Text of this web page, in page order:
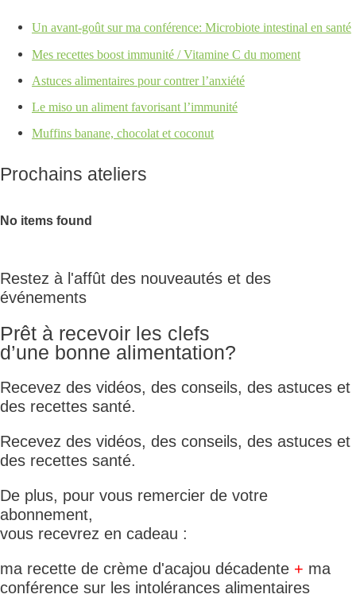
Un avant-goût sur ma conférence: Microbiote intestinal en santé
Mes recettes boost immunité / Vitamine C du moment
Astuces alimentaires pour contrer l’anxiété
Le miso un aliment favorisant l’immunité
Muffins banane, chocolat et coconut
Prochains ateliers
No items found
Restez à l'affût des nouveautés et des
événements
Prêt à recevoir les clefs
d’une bonne alimentation?
Recevez des vidéos, des conseils, des astuces et
des recettes santé.
Recevez des vidéos, des conseils, des astuces et
des recettes santé.
De plus, pour vous remercier de votre
abonnement,
vous recevrez en cadeau :
ma recette de crème d'acajou décadente + ma
conférence sur les intolérances alimentaires